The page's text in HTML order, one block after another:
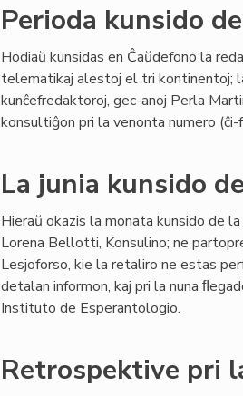
Perioda kunsido
Hodiaŭ kunsidas en Ĉaŭdefono la
telematikaj alestoj el tri kontinentoj;
kunĉefredaktoroj, gec-anoj Perla
konsultiĝon pri la venonta numero
La junia kunsido
Hieraŭ okazis la monata kunsido de
Lorena Bellotti, Konsulino; ne
Lesjoforso, kie la retaliro ne estas
detalan informon, kaj pri la nuna
Instituto de Esperantologio.
Retrospektive pri